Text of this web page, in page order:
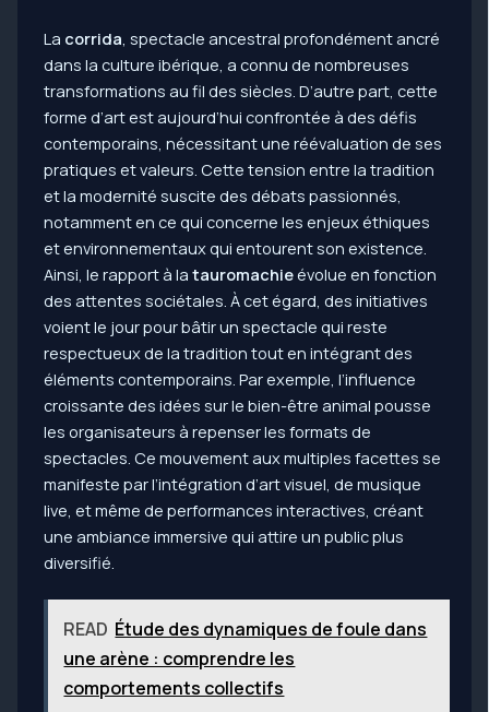
La corrida, spectacle ancestral profondément ancré
dans la culture ibérique, a connu de nombreuses
transformations au fil des siècles. D’autre part, cette
forme d’art est aujourd’hui confrontée à des défis
contemporains, nécessitant une réévaluation de ses
pratiques et valeurs. Cette tension entre la tradition
et la modernité suscite des débats passionnés,
notamment en ce qui concerne les enjeux éthiques
et environnementaux qui entourent son existence.
Ainsi, le rapport à la tauromachieévolue en fonction
des attentes sociétales. À cet égard, des initiatives
voient le jour pour bâtir un spectacle qui reste
respectueux de la tradition tout en intégrant des
éléments contemporains. Par exemple, l’influence
croissante des idées sur le bien-être animal pousse
les organisateurs à repenser les formats de
spectacles. Ce mouvement aux multiples facettes se
manifeste par l’intégration d’art visuel, de musique
live, et même de performances interactives, créant
une ambiance immersive qui attire un public plus
diversifié.
READ Étude des dynamiques de foule dans
une arène : comprendre les
comportements collectifs